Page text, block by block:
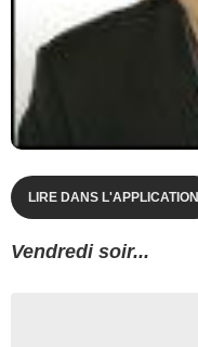
LIRE DANS L'APPLICATION
Vendredi soir...